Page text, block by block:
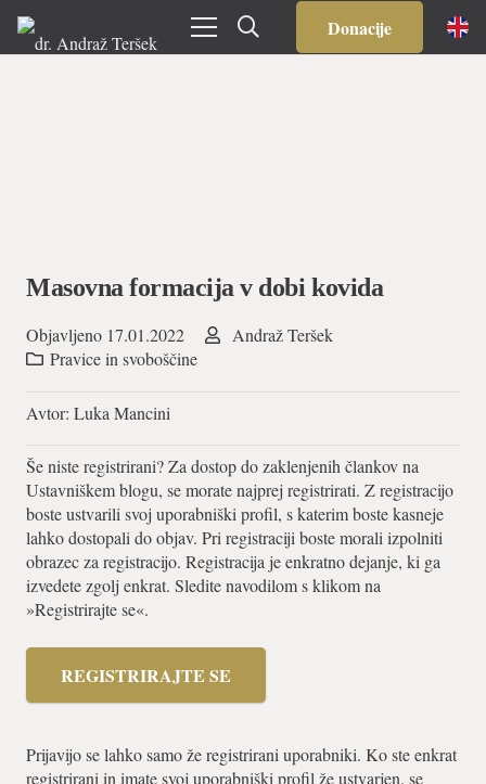
Donacije
Masovna formacija v dobi kovida
Objavljeno 17.01.2022
Andraž Teršek
Pravice in svoboščine
Avtor: Luka Mancini
Še niste registrirani? Za dostop do zaklenjenih člankov na
Ustavniškem blogu, se morate najprej registrirati. Z registracijo
boste ustvarili svoj uporabniški profil, s katerim boste kasneje
lahko dostopali do objav. Pri registraciji boste morali izpolniti
obrazec za registracijo. Registracija je enkratno dejanje, ki ga
izvedete zgolj enkrat. Sledite navodilom s klikom na
»Registrirajte se«.
REGISTRIRAJTE SE
Prijavijo se lahko samo že registrirani uporabniki. Ko ste enkrat
registrirani in imate svoj uporabniški profil že ustvarjen, se